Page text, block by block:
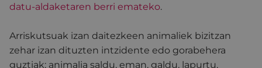
datu-aldaketaren berri emateko.
Arriskutsuak izan daitezkeen animaliek bizitzan
zehar izan dituzten intzidente edo gorabehera
guztiak; animalia saldu, eman, galdu, lapurtu,